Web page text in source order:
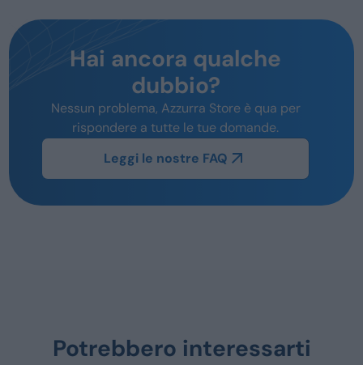
Hai ancora qualche
dubbio?
Nessun problema, Azzurra Store è qua per
rispondere a tutte le tue domande.
Leggi le nostre FAQ
Potrebbero interessarti